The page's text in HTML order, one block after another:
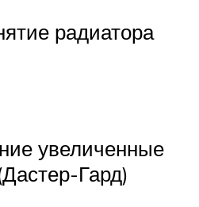
радиатора
увеличенные
Гард)